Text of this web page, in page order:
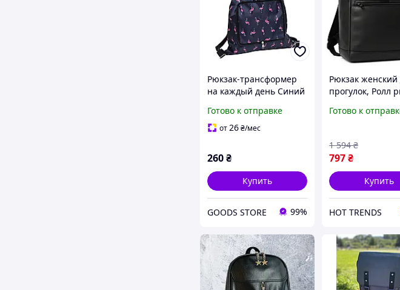
Рюкзак-трансформер
на каждый день Синий
Готово к отправке
от26₴/мес
260₴
Купить
GOODS STORE 99%
Рюкзак женский
прогулок, Ролл
Рюкзаки
Готово к
797₴
1 594 ₴
Купить
HOT TRENDS